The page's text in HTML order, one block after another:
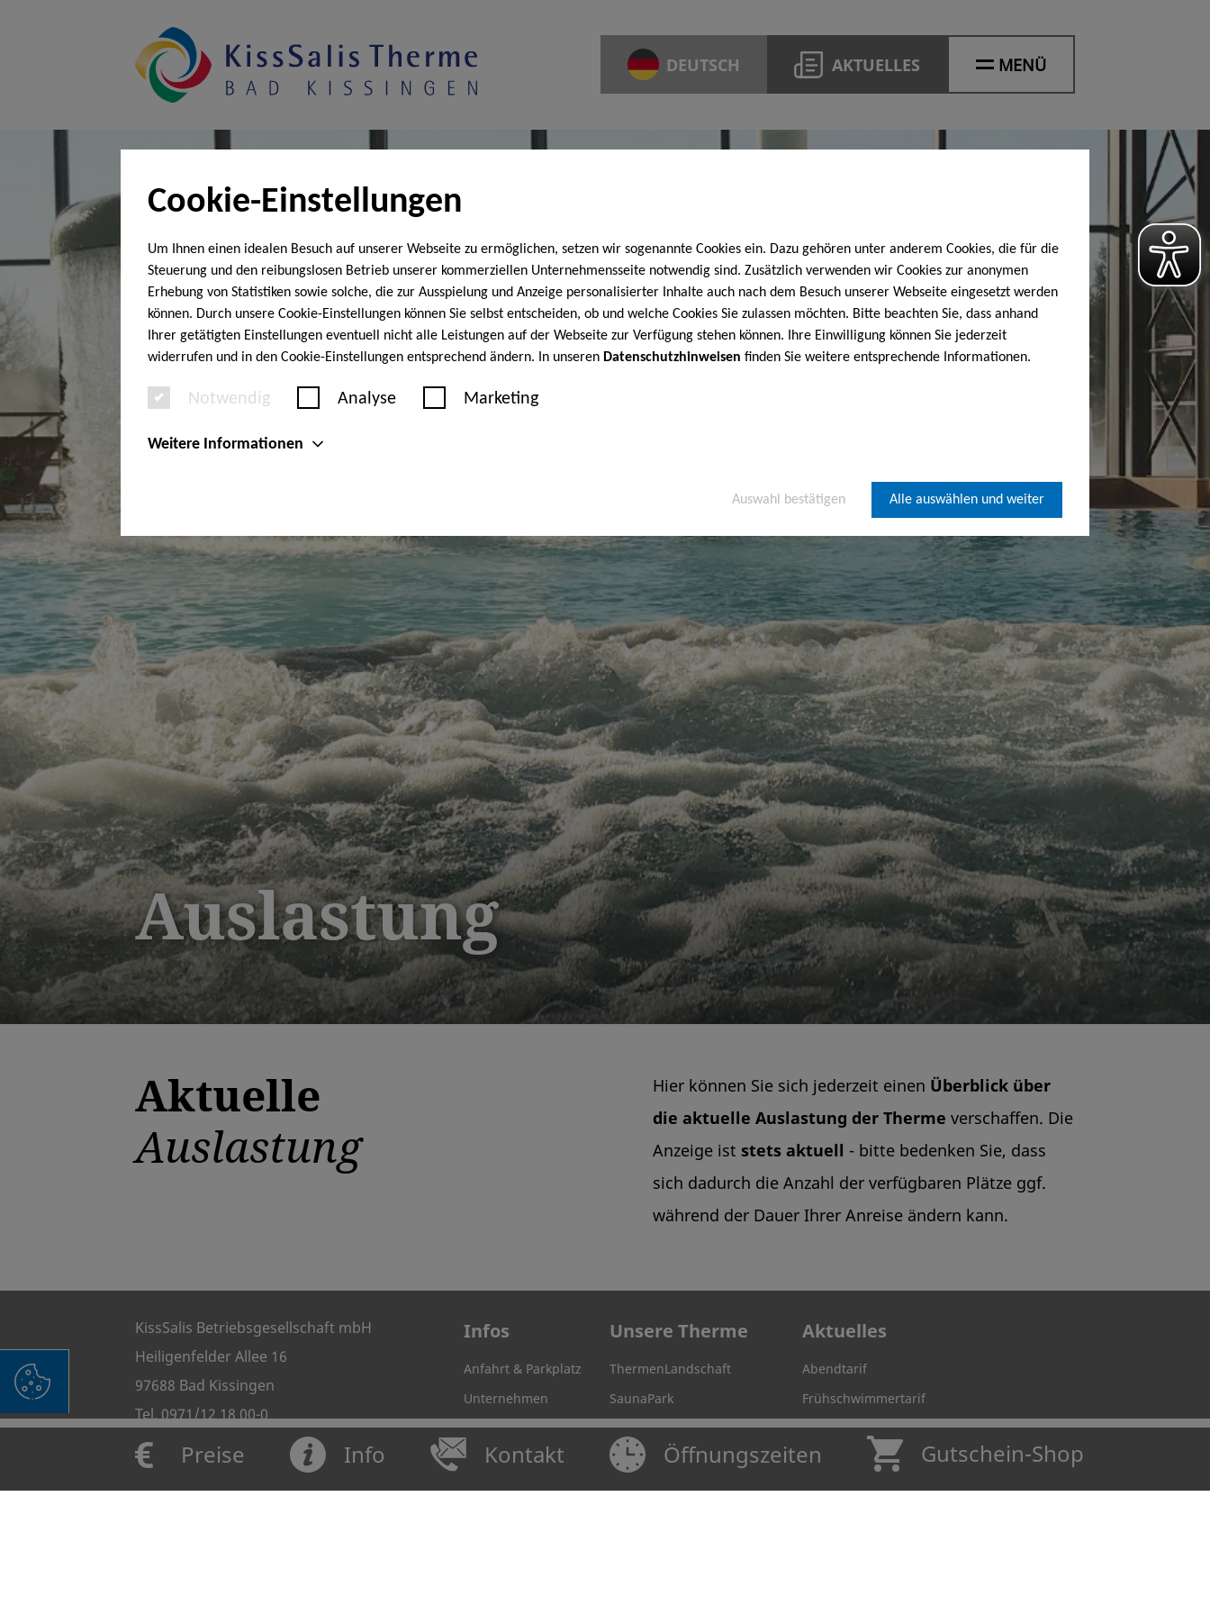
Cookie-Einstellungen
Um Ihnen einen idealen Besuch auf unserer Webseite zu ermöglichen, setzen wir sogenannte Cookies ein. Dazu gehören unter anderem Cookies, die für die
Steuerung und den reibungslosen Betrieb unserer kommerziellen Unternehmensseite notwendig sind. Zusätzlich verwenden wir Cookies zur anonymen
Erhebung von Statistiken sowie solche, die zur Ausspielung und Anzeige personalisierter Inhalte auch nach dem Besuch unserer Webseite eingesetzt werden
können. Durch unsere Cookie-Einstellungen können Sie selbst entscheiden, ob und welche Cookies Sie zulassen möchten. Bitte beachten Sie, dass anhand
Ihrer getätigten Einstellungen eventuell nicht alle Leistungen auf der Webseite zur Verfügung stehen können. Ihre Einwilligung können Sie jederzeit
widerrufen und in den Cookie-Einstellungen entsprechend ändern. In unseren Datenschutzhinweisen finden Sie weitere entsprechende Informationen.
Notwendig Analyse Marketing
Weitere Informationen
Auswahl bestätigen Alle auswählen und weiter
DEUTSCH AKTUELLES MENÜ
Preise Info Kontakt Öffnungszeiten Gutschein-Shop
Auslastung
Aktuelle
Auslastung
Hier können Sie sich jederzeit einen Überblick über
die aktuelle Auslastung der Therme verschaffen. Die
Anzeige ist stets aktuell - bitte bedenken Sie, dass
sich dadurch die Anzahl der verfügbaren Plätze ggf.
während der Dauer Ihrer Anreise ändern kann.
KissSalis Betriebsgesellschaft mbH
Heiligenfelder Allee 16
97688 Bad Kissingen
Tel. 0971/12 18 00-0
Terminvereinbarung Wellness:
Infos
Anfahrt & Parkplatz
Unternehmen
FAQ + Lageplan +
Erster Besuch
Unsere Therme
ThermenLandschaft
SaunaPark
Wellness & Physio
FitnessArena
RückenZentrum
Aktuelles
Abendtarif
Frühschwimmertarif
SaunaRelax-Abend
AquaFit-Abend
MusicNight